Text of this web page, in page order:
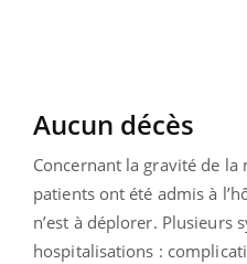
Aucun décès
Concernant la gravité de la
patients ont été admis à
n’est à déplorer. Plusieurs
hospitalisations :